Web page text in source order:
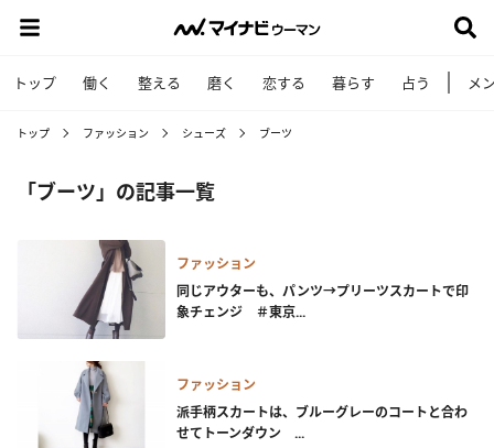
トップ 働く 整える 磨く 恋する 暮らす 占う メ
トップ ファッション シューズ ブーツ
「ブーツ」の記事一覧
ファッション
同じアウターも、パンツ→プリーツスカートで印
象チェンジ ＃東京...
ファッション
派手柄スカートは、ブルーグレーのコートと合わ
せてトーンダウン ...